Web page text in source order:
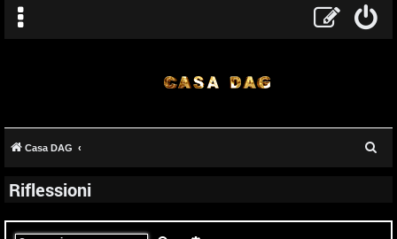
Casa DAG
Riflessioni